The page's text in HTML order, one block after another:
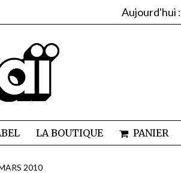
Aujourd'hui :
LA BOUTIQUE PANIER
2010